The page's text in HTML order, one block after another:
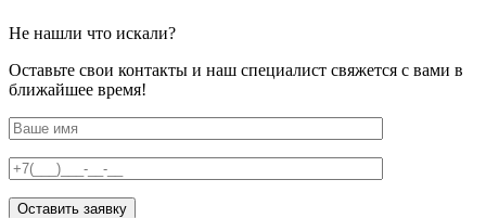
Не нашли что искали?
Оставьте свои контакты и наш специалист свяжется с вами в
ближайшее время!
Оставить заявку